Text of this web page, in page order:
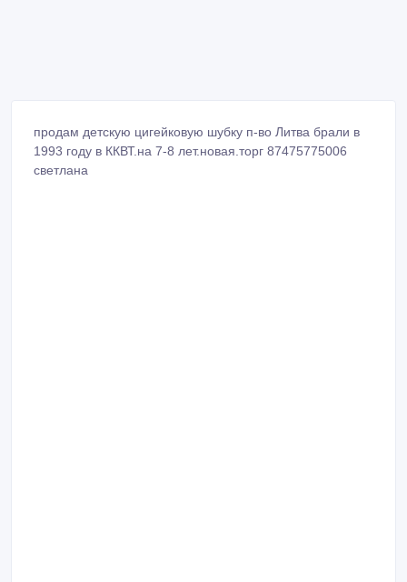
продам детскую цигейковую шубку п-во Литва брали в
1993 году в ККВТ.на 7-8 лет.новая.торг 87475775006
светлана